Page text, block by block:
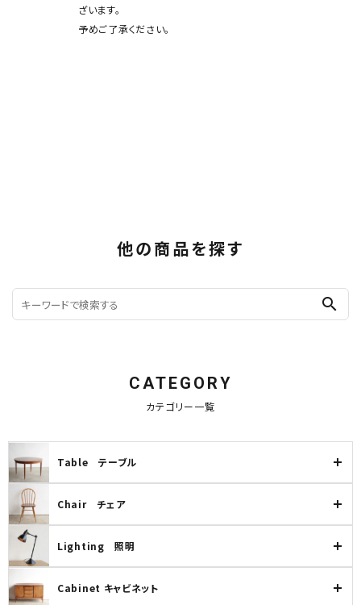
ざいます。
予めご了承ください。
他の商品を探す
search
CATEGORY
カテゴリー一覧
Table テーブル
Chair チェア
Lighting 照明
Cabinet キャビネット